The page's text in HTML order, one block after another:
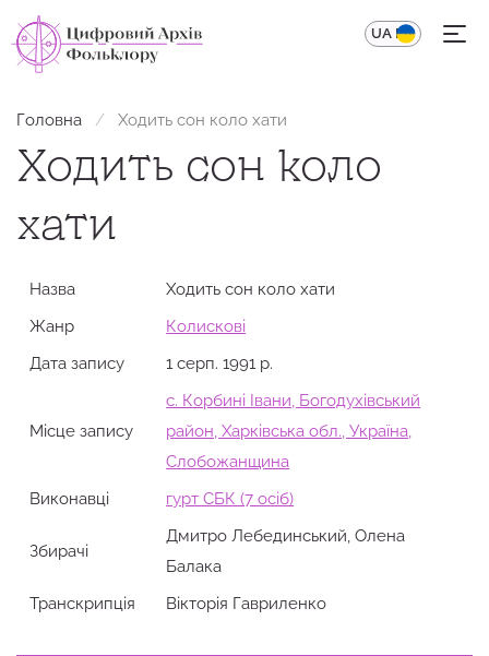
UA EN
Головна Ходить сон коло хати
Ходить сон коло
хати
Назва
Ходить сон коло хати
Жанр
Колискові
Дата запису
1 серп. 1991 р.
Місце запису
с. Корбині Івани, Богодухівський
район, Харківська обл., Україна,
Слобожанщина
Виконавці
гурт СБК (7 осіб)
Збирачi
Дмитро Лебединський, Олена
Балака
Транскрипція
Вікторія Гавриленко